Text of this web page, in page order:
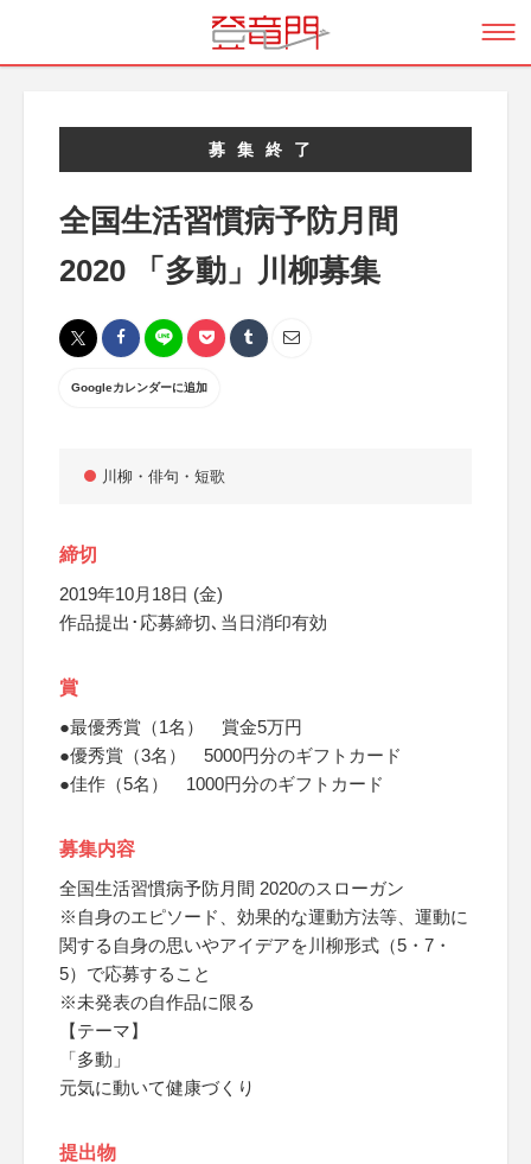
募集終了
全国生活習慣病予防月間
2020 「多動」川柳募集
Googleカレンダーに追加
川柳・俳句・短歌
締切
2019年10月18日 (金)
作品提出･応募締切､当日消印有効
賞
●最優秀賞（1名） 賞金5万円
●優秀賞（3名） 5000円分のギフトカード
●佳作（5名） 1000円分のギフトカード
募集内容
全国生活習慣病予防月間 2020のスローガン
※自身のエピソード、効果的な運動方法等、運動に
関する自身の思いやアイデアを川柳形式（5・7・
5）で応募すること
※未発表の自作品に限る
【テーマ】
「多動」
元気に動いて健康づくり
提出物